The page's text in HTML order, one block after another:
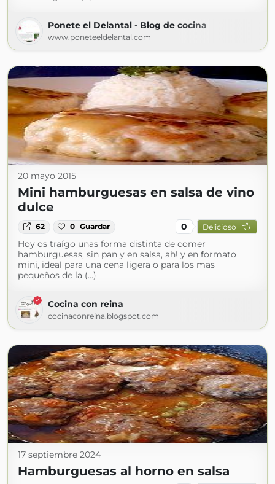
Ponete el Delantal - Blog de cocina
www.poneteeldelantal.com
20 mayo 2015
Mini hamburguesas en salsa de vino
dulce
62 0 Guardar 0 Delicioso
Hoy os traígo unas forma distinta de comer
hamburguesas, sin pan y en salsa, ah! y en formato
mini, ideal para una cena ligera o para los mas
pequeños de la (...)
Cocina con reina
cocinaconreina.blogspot.com
17 septiembre 2024
Hamburguesas al horno en salsa